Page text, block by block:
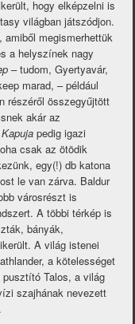
hogy elképzelni is
világban játszódjon.
amiből megismerhettük
a helyszínek nagy
– tudom, Gyertyavár,
marad, – például
részéről összegyűjtött
akár az
pedig igazi
csak az ötödik
egy(!) db katona
le van zárva. Baldur
városrészt is
A többi térkép is
bányák,
A világ istenei
a kötelességet
Talos, a világ
szajhának nevezett